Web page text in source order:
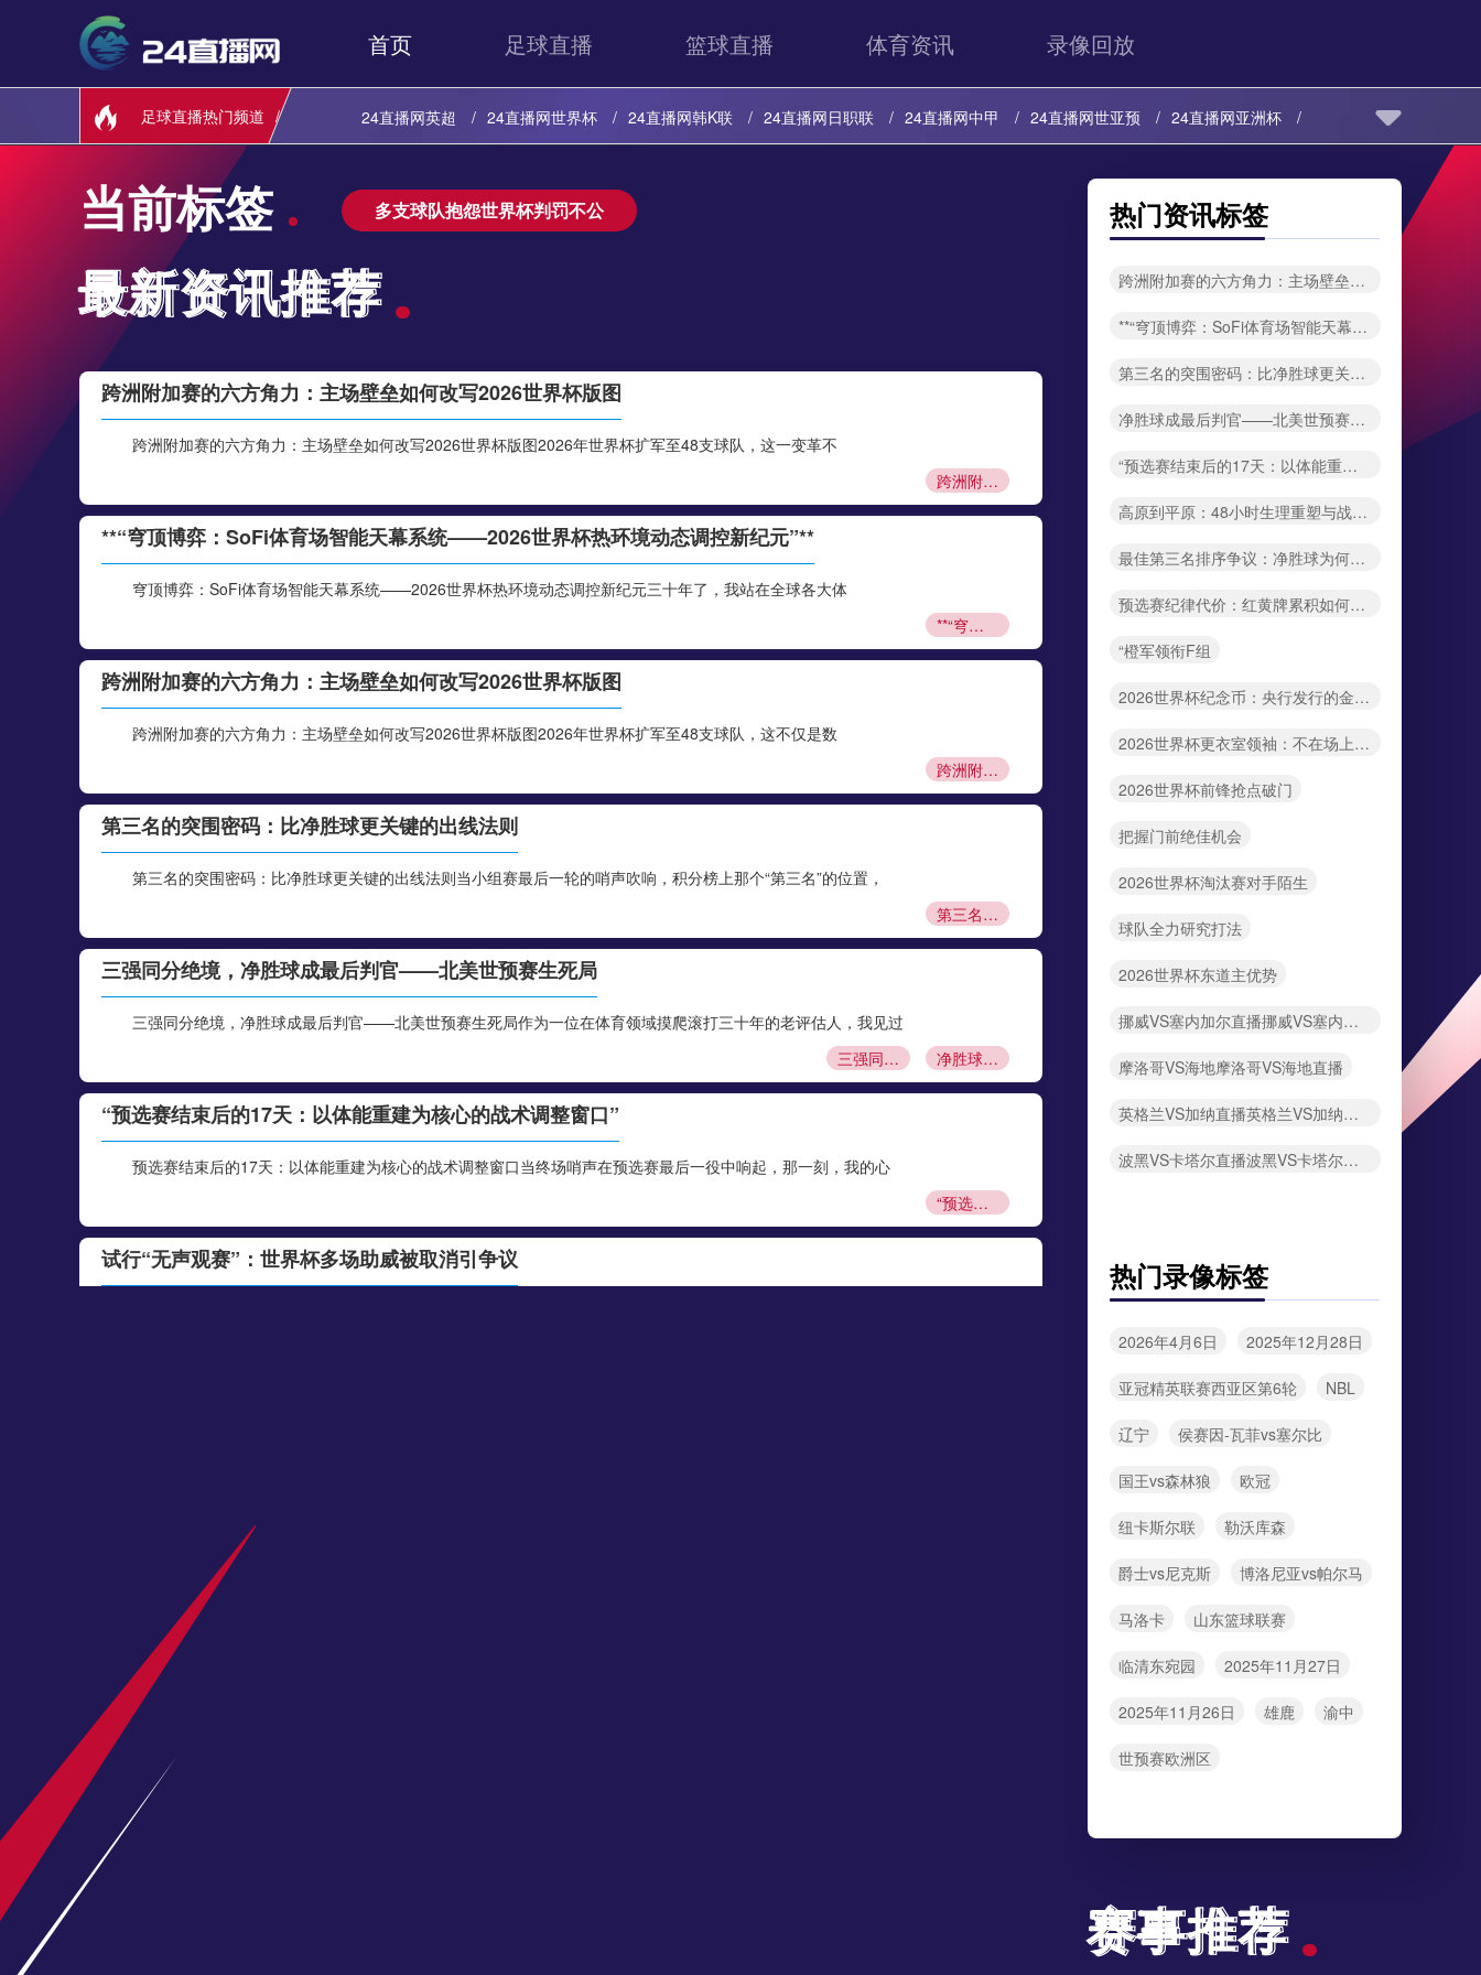
首页 足球直播 篮球直播 体育资讯 录像回放
足球直播热门频道 24直播网英超 24直播网世界杯 24直播网韩K联 24直播网日职联 24直播网中甲 24直播网世亚预 24直播网亚洲杯
24直播网欧冠杯 24直播网中超
24直播网NBA 24直播网英超 24直播网韩K联 24直播网世亚预 24直播网亚洲杯
24直播网欧联杯 24直播网中超
当前标签 多支球队抱怨世界杯判罚不公
最新资讯推荐
最新资讯推荐
跨洲附加赛的六方角力：主场壁垒如何改写2026世界杯版图
跨洲附加赛的六方角力：主场壁垒如何改写2026世界杯版图2026年世界杯扩军至48支球队，这一变革不
跨洲附加赛的六方角力：主场壁垒如何改写2026世界杯版图
**“穹顶博弈：SoFi体育场智能天幕系统——2026世界杯热环境动态调控新纪元”**
穹顶博弈：SoFi体育场智能天幕系统——2026世界杯热环境动态调控新纪元三十年了，我站在全球各大体
**“穹顶博弈：SoFi体育场智能天幕系统——2026世界杯热环境动态调控新纪元”**
跨洲附加赛的六方角力：主场壁垒如何改写2026世界杯版图
跨洲附加赛的六方角力：主场壁垒如何改写2026世界杯版图2026年世界杯扩军至48支球队，这不仅是数
跨洲附加赛的六方角力：主场壁垒如何改写2026世界杯版图
第三名的突围密码：比净胜球更关键的出线法则
第三名的突围密码：比净胜球更关键的出线法则当小组赛最后一轮的哨声吹响，积分榜上那个“第三名”的位置，
第三名的突围密码：比净胜球更关键的出线法则
三强同分绝境，净胜球成最后判官——北美世预赛生死局
三强同分绝境，净胜球成最后判官——北美世预赛生死局作为一位在体育领域摸爬滚打三十年的老评估人，我见过
三强同分绝境
净胜球成最后判官——北美世预赛生死局
“预选赛结束后的17天：以体能重建为核心的战术调整窗口”
预选赛结束后的17天：以体能重建为核心的战术调整窗口当终场哨声在预选赛最后一役中响起，那一刻，我的心
“预选赛结束后的17天：以体能重建为核心的战术调整窗口”
试行“无声观赛”：世界杯多场助威被取消引争议
地下赌球产业链揭秘：世界杯期间非法平台日流水破十亿的暗箱操作
#地下赌球产业链揭秘：世界杯期间非法平台日流水破十亿的暗箱操作作为一个从事体育行业评估三十余年的老体
加时赛的“秘密武器”：替补登场的点球手如何逆转世界杯命运
2026美加墨世界杯：八强竞逐的战术革命——扩军浪潮下的巅峰博弈与破局之道
热门资讯标签
跨洲附加赛的六方角力：主场壁垒如何改写2026世界杯版图
**“穹顶博弈：SoFi体育场智能天幕系统——2026世界杯热环境动态调控新纪元”**
第三名的突围密码：比净胜球更关键的出线法则
净胜球成最后判官——北美世预赛生死局
“预选赛结束后的17天：以体能重建为核心的战术调整窗口”
高原到平原：48小时生理重塑与战术重置——北美世界杯的隐秘变量
最佳第三名排序争议：净胜球为何不敌进球数？——美加墨世界杯规则解读
预选赛纪律代价：红黄牌累积如何重塑世界杯正赛阵容格局
“橙军领衔F组
2026世界杯纪念币：央行发行的金银币收藏热
2026世界杯更衣室领袖：不在场上却能凝聚人心
2026世界杯前锋抢点破门
把握门前绝佳机会
2026世界杯淘汰赛对手陌生
球队全力研究打法
2026世界杯东道主优势
挪威VS塞内加尔直播挪威VS塞内加尔在线直播
摩洛哥VS海地摩洛哥VS海地直播
英格兰VS加纳直播英格兰VS加纳在线直播
波黑VS卡塔尔直播波黑VS卡塔尔在线直播
热门录像标签
2026年4月6日 2025年12月28日
亚冠精英联赛西亚区第6轮 NBL
辽宁 侯赛因-瓦菲vs塞尔比
国王vs森林狼 欧冠
纽卡斯尔联 勒沃库森
爵士vs尼克斯 博洛尼亚vs帕尔马
马洛卡 山东篮球联赛
临清东宛园 2025年11月27日
2025年11月26日 雄鹿 渝中
世预赛欧洲区
赛事推荐
赛事推荐